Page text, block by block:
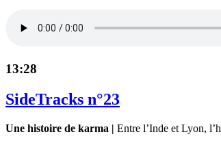
13:28
SideTracks n°23
Une histoire de karma | Entre l’Inde et Lyon,